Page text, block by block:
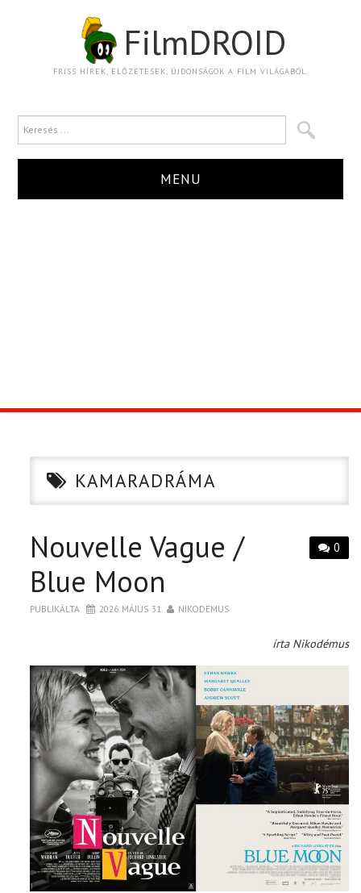
FilmDROID
FRISS HÍREK, ELŐZETESEK, ÚJDONSÁGOK A FILM VILÁGÁBÓL.
MENU
CIKK
PÓLÓ RENDELÉS
KAMARADRÁMA
0
Nouvelle Vague /
Blue Moon
PUBLIKÁLTA 2026. MÁJUS 31. NIKODEMUS
írta Nikodémus